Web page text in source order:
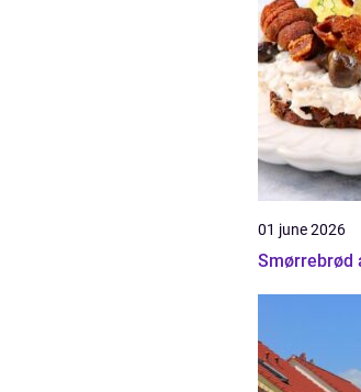
01 june 2026
Smørrebrød